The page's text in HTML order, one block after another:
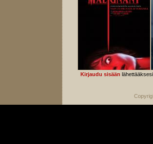
Kirjaudu sisään